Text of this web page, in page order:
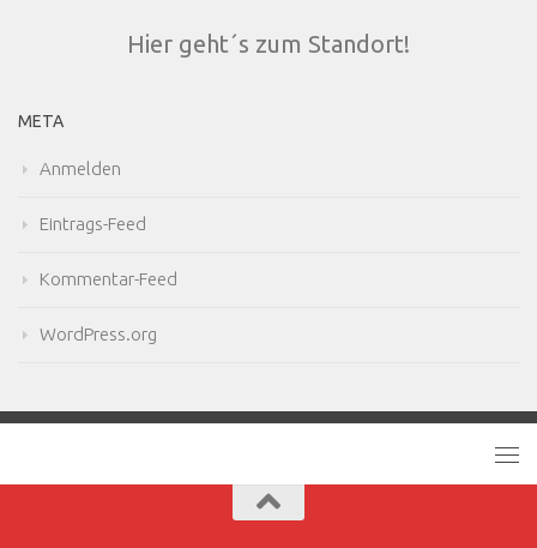
Hier geht´s zum Standort!
META
Anmelden
Eintrags-Feed
Kommentar-Feed
WordPress.org